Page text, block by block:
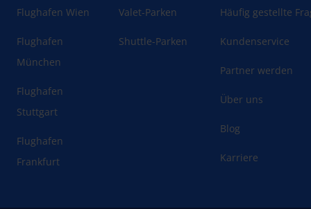
Flughafen Wien
Flughafen
München
Flughafen
Stuttgart
Flughafen
Frankfurt
Valet-Parken
Shuttle-Parken
Häufig gestellte
Kundenservice
Partner werden
Über uns
Blog
Karriere